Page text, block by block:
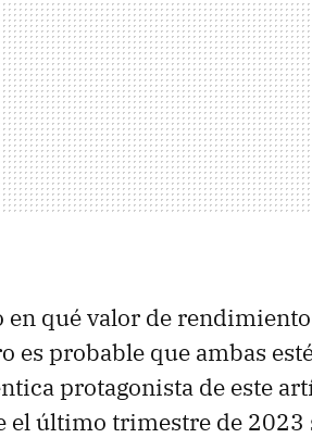
qué valor de
es probable que ambas
protagonista de este
el último trimestre de